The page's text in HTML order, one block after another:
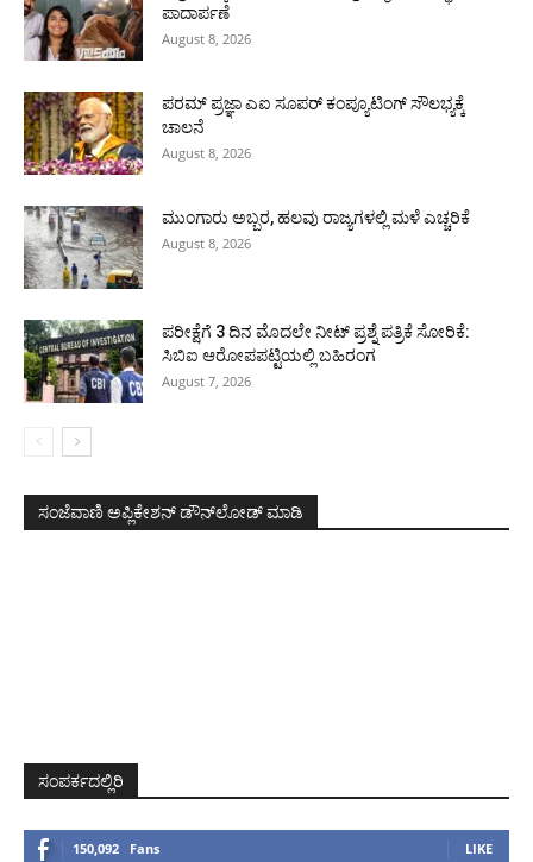
ಪಾದಾರ್ಪಣೆ
August 8, 2026
ಪರಮ್ ಪ್ರಜ್ಞಾ ಎಐ ಸೂಪರ್ ಕಂಪ್ಯೂಟಿಂಗ್ ಸೌಲಭ್ಯಕ್ಕೆ
ಚಾಲನೆ
August 8, 2026
ಮುಂಗಾರು ಅಬ್ಬರ, ಹಲವು ರಾಜ್ಯಗಳಲ್ಲಿ ಮಳೆ ಎಚ್ಚರಿಕೆ
August 8, 2026
ಪರೀಕ್ಷೆಗೆ 3 ದಿನ ಮೊದಲೇ ನೀಟ್ ಪ್ರಶ್ನೆ ಪತ್ರಿಕೆ ಸೋರಿಕೆ:
ಸಿಬಿಐ ಆರೋಪಪಟ್ಟಿಯಲ್ಲಿ ಬಹಿರಂಗ
August 7, 2026
ಸಂಜೆವಾಣಿ ಅಪ್ಲಿಕೇಶನ್ ಡೌನ್‌ಲೋಡ್ ಮಾಡಿ
ಸಂಪರ್ಕದಲ್ಲಿರಿ
150,092 Fans LIKE